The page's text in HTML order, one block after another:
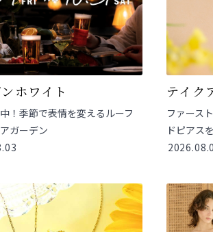
ホワイト
！季節で表情を変えるルーフ
ガーデン
テイク
ファース
ドピアス